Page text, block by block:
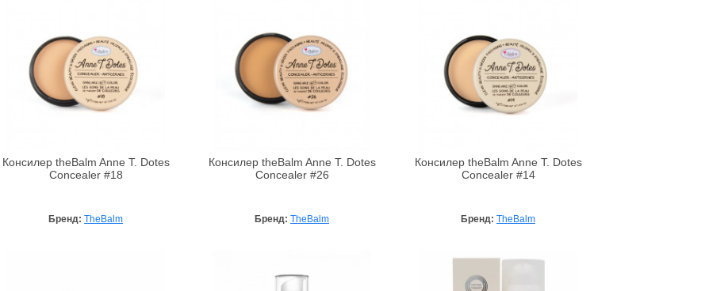
Консилер theBalm Anne T. Dotes
Concealer #18
Бренд: TheBalm
Консилер theBalm Anne T. Dotes
Concealer #26
Бренд: TheBalm
Консилер theBalm Anne T. Dotes
Concealer #14
Бренд: TheBalm